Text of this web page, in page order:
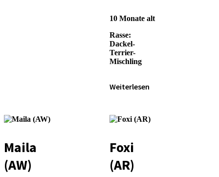
10 Monate alt
Rasse:
Dackel-
Terrier-
Mischling
Weiterlesen
Maila
(AW)
Foxi
(AR)